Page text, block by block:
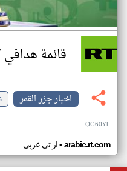
قائمة هدافي
اخبار جزر القمر
QG60YL
ار تي عربي• arabic.rt.com